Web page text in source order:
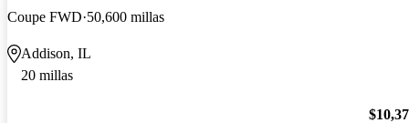
Coupe FWD 50,600 millas
Addison, IL
20 millas